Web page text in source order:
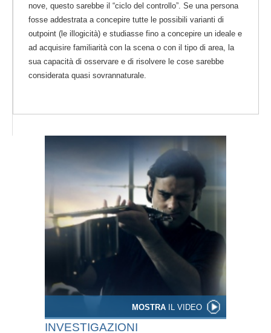
MOSTRA IL VIDEO
INVESTIGAZIONI
nove, questo sarebbe il “ciclo del controllo”. Se una persona
fosse addestrata a concepire tutte le possibili varianti di
outpoint (le illogicità) e studiasse fino a concepire un ideale e
ad acquisire familiarità con la scena o con il tipo di area, la
sua capacità di osservare e di risolvere le cose sarebbe
considerata quasi sovrannaturale.